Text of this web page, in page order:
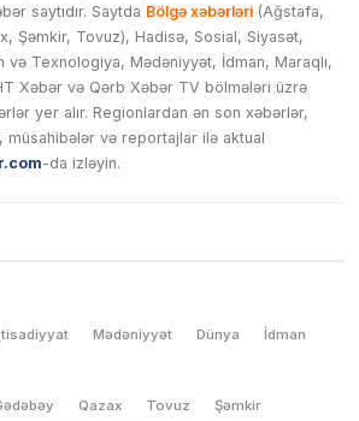
saytıdır. Saytda Bölgə xəbərləri (Ağstafa,
Şəmkir, Tovuz), Hadisə, Sosial, Siyasət,
və Texnologiya, Mədəniyyət, İdman, Maraqlı,
Xəbər və Qərb Xəbər TV bölmələri üzrə
yer alır. Regionlardan ən son xəbərlər,
müsahibələr və reportajlar ilə aktual
-da izləyin.
Mədəniyyət Dünya İdman
Qazax Tovuz Şəmkir